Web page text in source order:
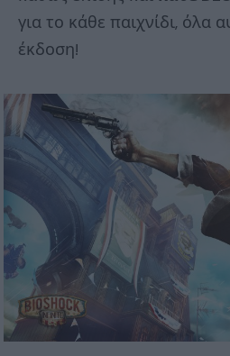
για το κάθε παιχνίδι, όλα
έκδοση!